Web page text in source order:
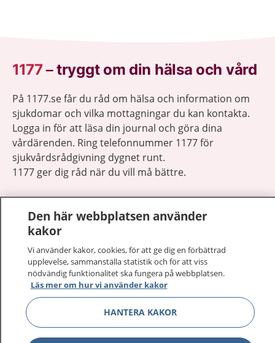
1177–tryggt om din hälsa och vård
På 1177.se får du råd om hälsa och information om
sjukdomar och vilka mottagningar du kan kontakta.
Logga in för att läsa din journal och göra dina
vårdärenden. Ring telefonnummer 1177 för
sjukvårdsrådgivning dygnet runt.
1177 ger dig råd när du vill må bättre.
1177 på flera språk
Om 1177
Kontakt Visa
Den här webbplatsen använder
kakor
Vi använder kakor, cookies, för att ge dig en förbättrad
upplevelse, sammanställa statistik och för att viss
nödvändig funktionalitet ska fungera på webbplatsen.
Läs mer om hur vi använder kakor
HANTERA KAKOR